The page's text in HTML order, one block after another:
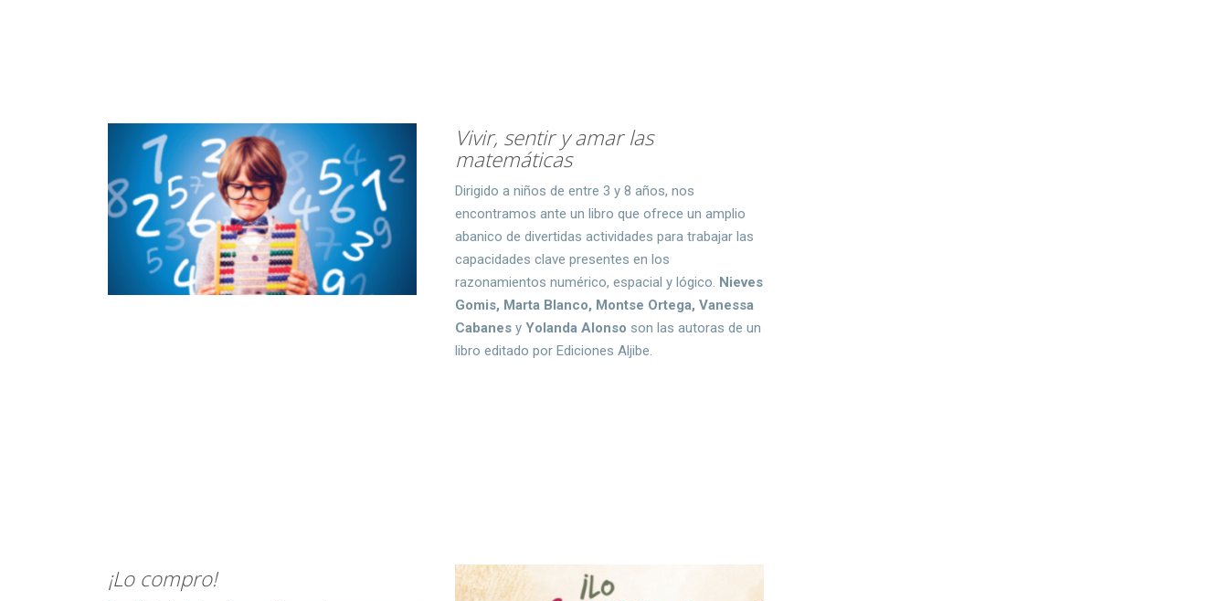
Vivir, sentir y amar las
matemáticas
Dirigido a niños de entre 3 y 8 años, nos
encontramos ante un libro que ofrece un amplio
abanico de divertidas actividades para trabajar las
capacidades clave presentes en los
razonamientos numérico, espacial y lógico. Nieves
Gomis, Marta Blanco, Montse Ortega, Vanessa
Cabanes yYolanda Alonso son las autoras de un
libro editado por Ediciones Aljibe.
¡Lo compro!